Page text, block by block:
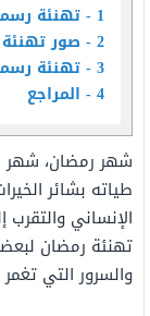
1 تهنئة
2 صور
3 تهنئة
4 المراجع
شهر رمضان، شهر
طياته بشائر
الإنساني
تهنئة رمضان
والسرور التي